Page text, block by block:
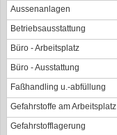
Aussenanlagen
Betriebsausstattung
Büro - Arbeitsplatz
Büro - Ausstattung
Faßhandling u.-abfüllung
Gefahrstoffe am Arbeitsplatz
Gefahrstofflagerung